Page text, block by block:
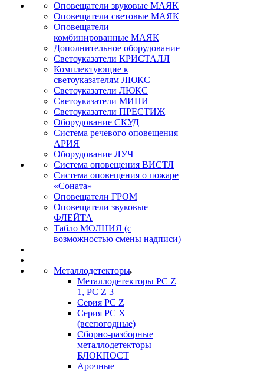
Оповещатели звуковые МАЯК
Оповещатели световые МАЯК
Оповещатели
комбинированные МАЯК
Дополнительное оборудование
Светоуказатели КРИСТАЛЛ
Комплектующие к
светоуказателям ЛЮКС
Светоуказатели ЛЮКС
Светоуказатели МИНИ
Светоуказатели ПРЕСТИЖ
Оборудование СКУД
Система речевого оповещения
АРИЯ
Оборудование ЛУЧ
Система оповещения ВИСТЛ
Система оповещения о пожаре
«Соната»
Оповещатели ГРОМ
Оповещатели звуковые
ФЛЕЙТА
Табло МОЛНИЯ (с
возможностью смены надписи)
Металлодетекторы
Металлодетекторы РС Z
1, PC Z 3
Серия РС Z
Серия РС X
(всепогодные)
Сборно-разборные
металлодетекторы
БЛОКПОСТ
Арочные